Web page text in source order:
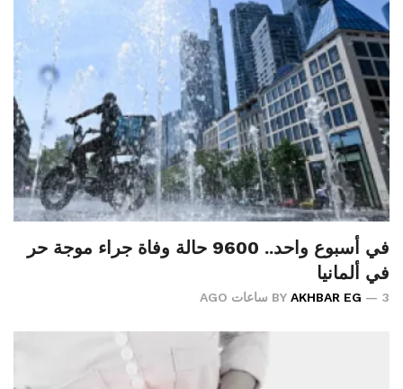
في أسبوع واحد.. 9600 حالة وفاة جراء موجة حر
في ألمانيا
BY AKHBAR EG 3 ساعات AGO